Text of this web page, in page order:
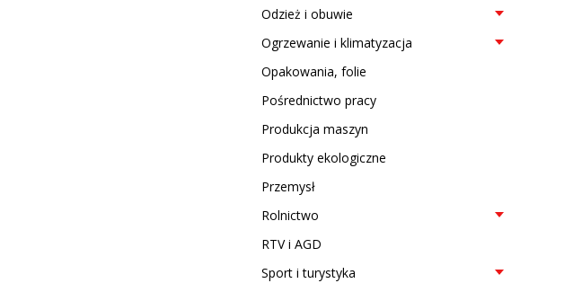
Odzież i obuwie
Ogrzewanie i klimatyzacja
Opakowania, folie
Pośrednictwo pracy
Produkcja maszyn
Produkty ekologiczne
Przemysł
Rolnictwo
RTV i AGD
Sport i turystyka